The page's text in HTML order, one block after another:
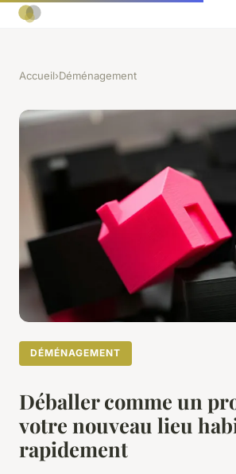
Accueil›Déménagement
DÉMÉNAGEMENT
Déballer comme un
votre nouveau lieu
rapidement